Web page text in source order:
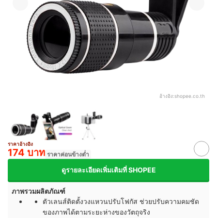
อ้างอิง:shopee.co.th
ราคาอ้างอิง
174 บาท ราคาค่อนข้างต่ำ
ดูรายละเอียดเพิ่มเติมที่ SHOPEE
ภาพรวมผลิตภัณฑ์
ตัวเลนส์ติดตั้งวงแหวนปรับโฟกัส ช่วยปรับความคมชัด
ของภาพได้ตามระยะห่างของวัตถุจริง